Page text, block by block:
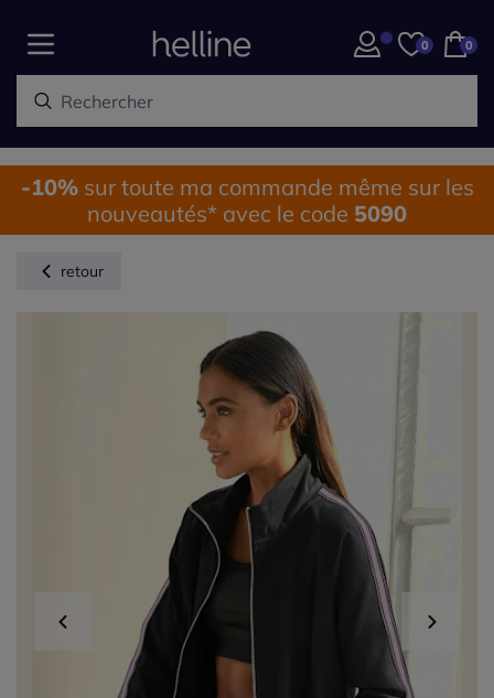
0 0
-10%sur toute ma commande même sur les
nouveautés* avec le code 5090
retour